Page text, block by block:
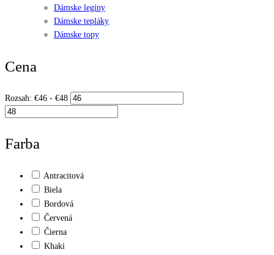
Dámske legíny
Dámske tepláky
Dámske topy
Cena
Rozsah: €46 - €48
Farba
Antracitová
Biela
Bordová
Červená
Čierna
Khaki